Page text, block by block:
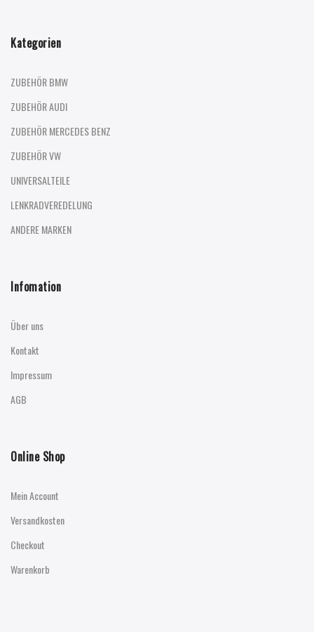
Kategorien
ZUBEHÖR BMW
ZUBEHÖR AUDI
ZUBEHÖR MERCEDES BENZ
ZUBEHÖR VW
UNIVERSALTEILE
LENKRADVEREDELUNG
ANDERE MARKEN
Infomation
Über uns
Kontakt
Impressum
AGB
Online Shop
Mein Account
Versandkosten
Checkout
Warenkorb